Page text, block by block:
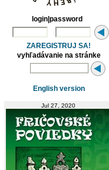
login|password
ZAREGISTRUJ SA!
vyhľadávanie na stránke
English version
Jul 27, 2020